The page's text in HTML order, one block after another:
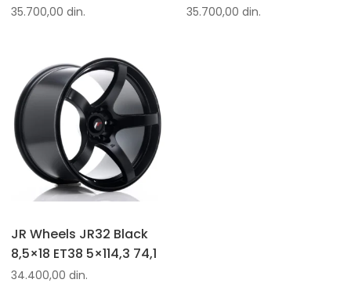
35.700,00 din. 35.700,00 din.
JR Wheels JR32 Black
8,5×18 ET38 5×114,3 74,1
34.400,00 din.